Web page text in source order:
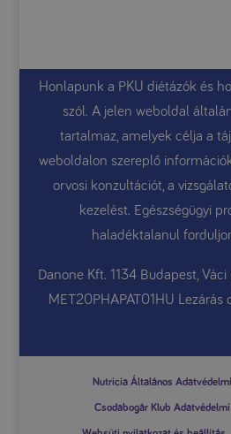
Honlapunk a PKU diétázók és
szól. A jelen weboldal
tartalmaz, amelyek célja a
weboldalon szereplő
orvosi konzultációt, a
kezelést. Egészségügyi
haladéktalanul
Danone Kft. 1134 Budapest,
MET20PHAPAT01HU Lezárás
Nutricia Általános
Csodabogár Klub